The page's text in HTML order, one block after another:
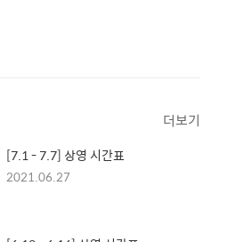
더보기
[7.1 - 7.7] 상영 시간표
2021.06.27